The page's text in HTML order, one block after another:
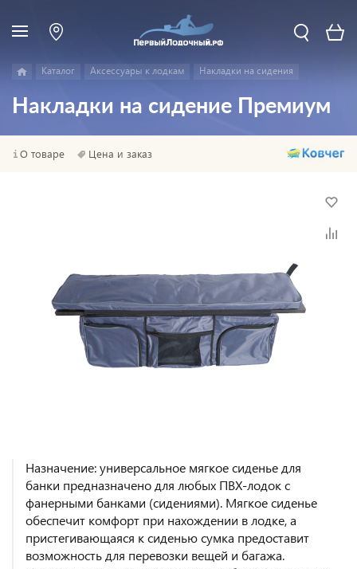
Каталог Аксессуары к лодкам Накладки на сидения
Накладки на сидение Премиум
О товаре Цена и заказ
Назначение: универсальное мягкое сиденье для
банки предназначено для любых ПВХ-лодок с
фанерными банками (сидениями). Мягкое сиденье
обеспечит комфорт при нахождении в лодке, а
пристегивающаяся к сиденью сумка предоставит
возможность для перевозки вещей и багажа.